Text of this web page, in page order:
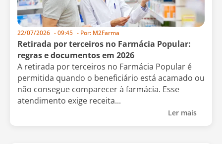
22/07/2026 -09:45 - Por: M2Farma
Retirada por terceiros no Farmácia Popular:
regras e documentos em 2026
A retirada por terceiros no Farmácia Popular é
permitida quando o beneficiário está acamado ou
não consegue comparecer à farmácia. Esse
atendimento exige receita...
Ler mais